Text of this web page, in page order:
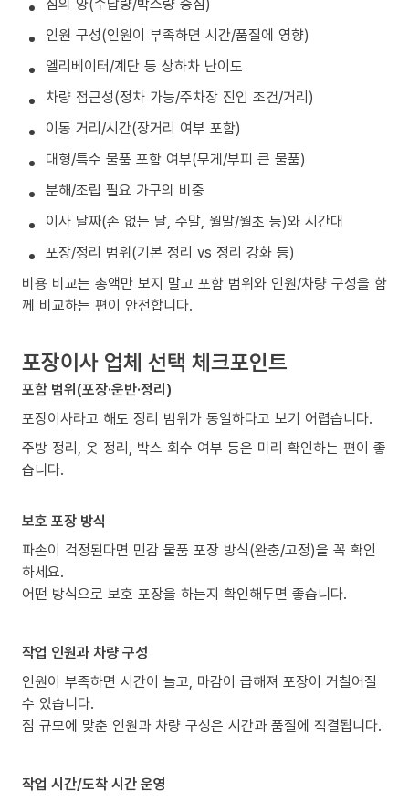
인원 구성(인원이 부족하면 시간/품질에 영향)
엘리베이터/계단 등 상하차 난이도
차량 접근성(정차 가능/주차장 진입 조건/거리)
이동 거리/시간(장거리 여부 포함)
대형/특수 물품 포함 여부(무게/부피 큰 물품)
분해/조립 필요 가구의 비중
이사 날짜(손 없는 날, 주말, 월말/월초 등)와 시간대
포장/정리 범위(기본 정리 vs 정리 강화 등)
비용 비교는 총액만 보지 말고 포함 범위와 인원/차량 구성을 함
께 비교하는 편이 안전합니다.
포장이사 업체 선택 체크포인트
포함 범위(포장·운반·정리)
포장이사라고 해도 정리 범위가 동일하다고 보기 어렵습니다.
주방 정리, 옷 정리, 박스 회수 여부 등은 미리 확인하는 편이 좋
습니다.
보호 포장 방식
파손이 걱정된다면 민감 물품 포장 방식(완충/고정)을 꼭 확인
하세요.
어떤 방식으로 보호 포장을 하는지 확인해두면 좋습니다.
작업 인원과 차량 구성
인원이 부족하면 시간이 늘고, 마감이 급해져 포장이 거칠어질
수 있습니다.
짐 규모에 맞춘 인원과 차량 구성은 시간과 품질에 직결됩니다.
작업 시간/도착 시간 운영